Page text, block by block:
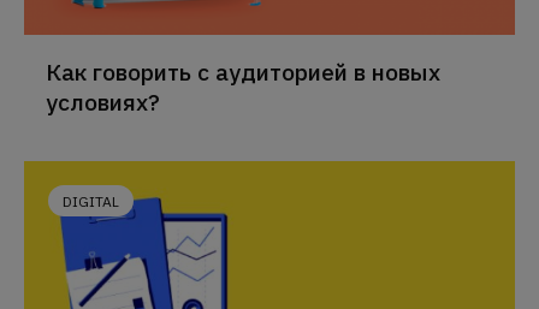
Как говорить с аудиторией в новых
условиях?
DIGITAL